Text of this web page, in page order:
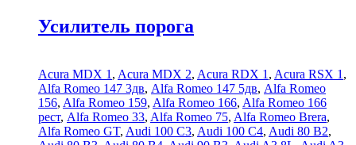
Усилитель порога
Acura MDX 1 , Acura MDX 2, Acura RDX 1 , Acura RSX 1 ,
Alfa Romeo 147 3дв, Alfa Romeo 147 5дв, Alfa Romeo
156, Alfa Romeo 159, Alfa Romeo 166, Alfa Romeo 166
рест, Alfa Romeo 33, Alfa Romeo 75, Alfa Romeo Brera,
Alfa Romeo GT, Audi 100 C3, Audi 100 C4, Audi 80 B2,